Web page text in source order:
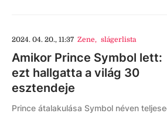
2024. 04. 20., 11:37 Zene, slágerlista
Amikor Prince Symbol lett:
ezt hallgatta a világ 30
esztendeje
Prince átalakulása Symbol néven